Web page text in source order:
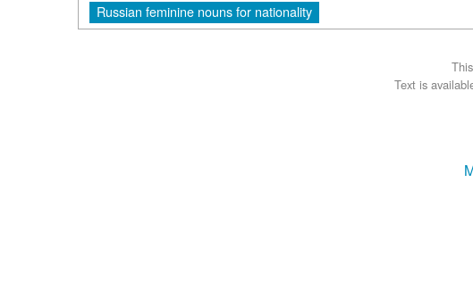
Russian feminine nouns for nationality
Text is